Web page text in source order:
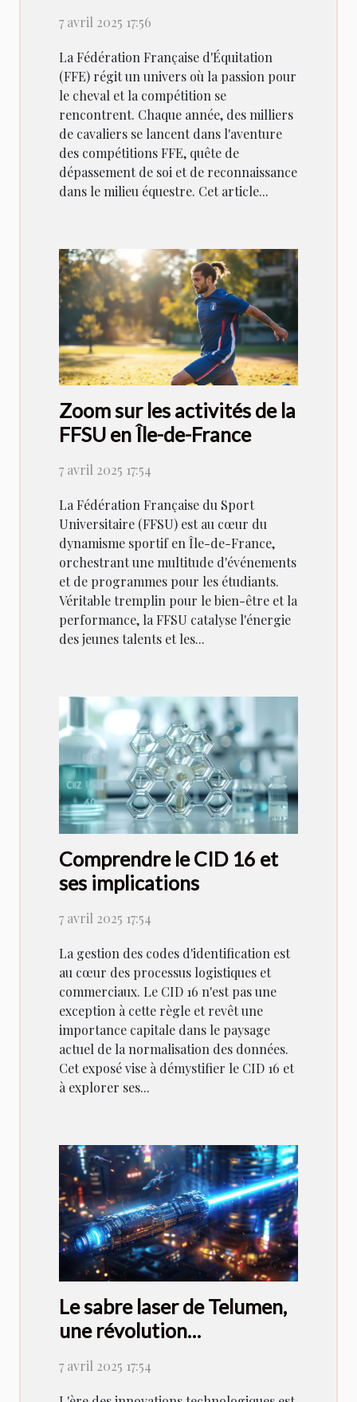
7 avril 2025 17:56
La Fédération Française d'Équitation
(FFE) régit un univers où la passion pour
le cheval et la compétition se
rencontrent. Chaque année, des milliers
de cavaliers se lancent dans l'aventure
des compétitions FFE, quête de
dépassement de soi et de reconnaissance
dans le milieu équestre. Cet article...
Zoom sur les activités de la
FFSU en Île-de-France
7 avril 2025 17:54
La Fédération Française du Sport
Universitaire (FFSU) est au cœur du
dynamisme sportif en Île-de-France,
orchestrant une multitude d'événements
et de programmes pour les étudiants.
Véritable tremplin pour le bien-être et la
performance, la FFSU catalyse l'énergie
des jeunes talents et les...
Comprendre le CID 16 et
ses implications
7 avril 2025 17:54
La gestion des codes d'identification est
au cœur des processus logistiques et
commerciaux. Le CID 16 n'est pas une
exception à cette règle et revêt une
importance capitale dans le paysage
actuel de la normalisation des données.
Cet exposé vise à démystifier le CID 16 et
à explorer ses...
Le sabre laser de Telumen,
une révolution
technologique
7 avril 2025 17:54